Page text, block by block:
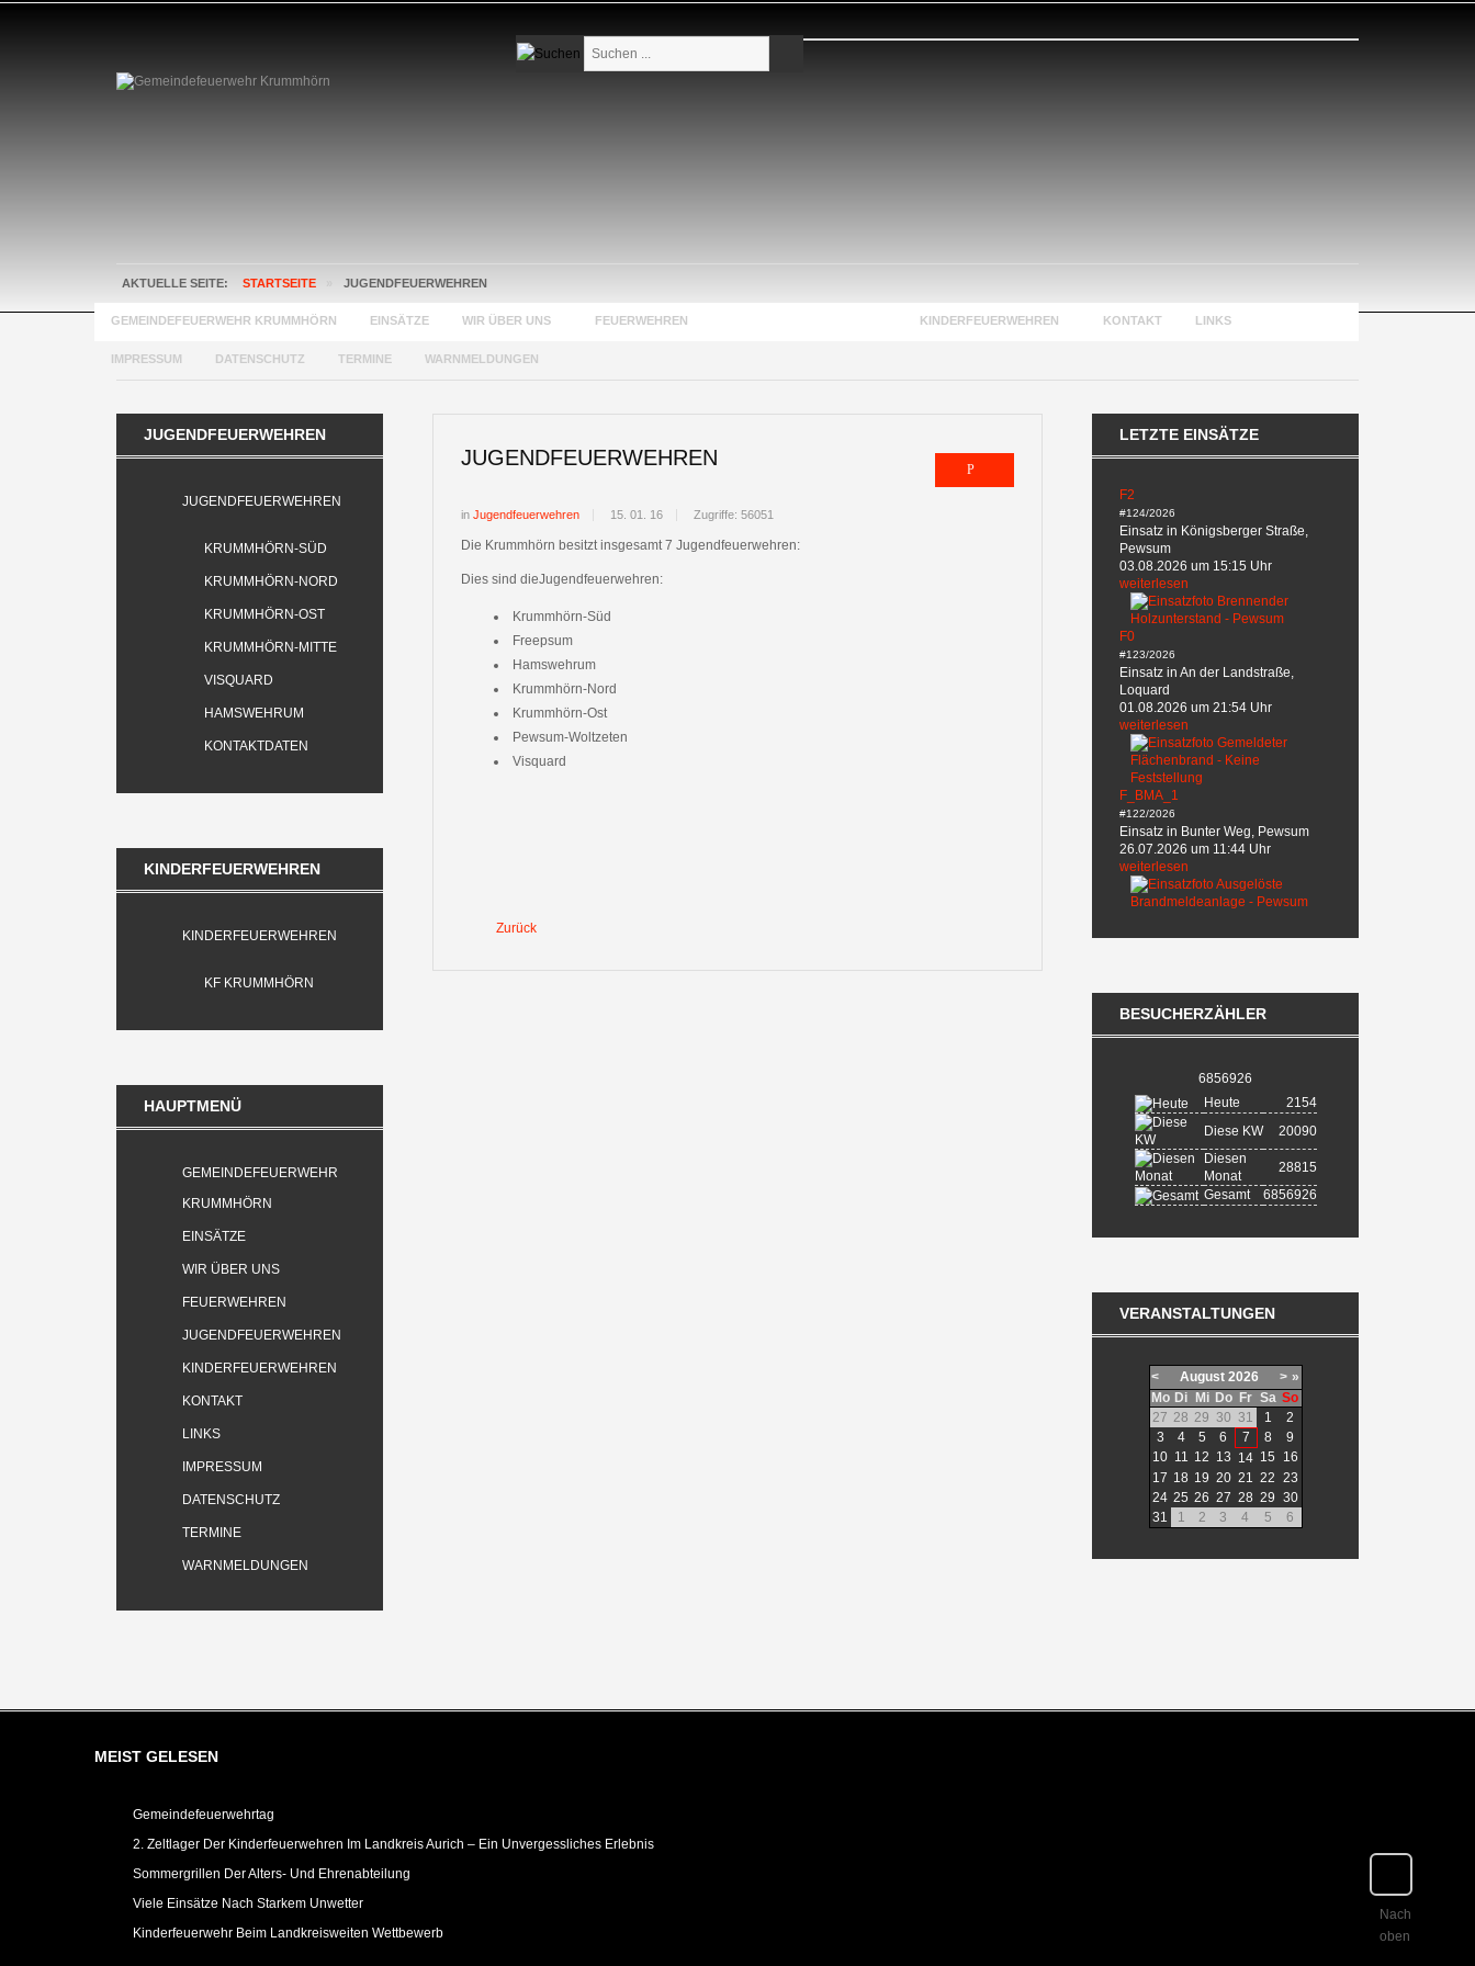
Suchen
...
AKTUELLE SEITE: STARTSEITE JUGENDFEUERWEHREN
GEMEINDEFEUERWEHR KRUMMHÖRN EINSÄTZE WIR ÜBER UNS FEUERWEHREN KINDERFEUERWEHREN KONTAKT LINKS
IMPRESSUM DATENSCHUTZ TERMINE WARNMELDUNGEN
JUGENDFEUERWEHREN
JUGENDFEUERWEHREN
KRUMMHÖRN-SÜD
KRUMMHÖRN-NORD
KRUMMHÖRN-OST
KRUMMHÖRN-MITTE
VISQUARD
HAMSWEHRUM
KONTAKTDATEN
KINDERFEUERWEHREN
KINDERFEUERWEHREN
KF KRUMMHÖRN
HAUPTMENÜ
GEMEINDEFEUERWEHR
KRUMMHÖRN
EINSÄTZE
WIR ÜBER UNS
FEUERWEHREN
JUGENDFEUERWEHREN
KINDERFEUERWEHREN
KONTAKT
LINKS
IMPRESSUM
DATENSCHUTZ
TERMINE
WARNMELDUNGEN
JUGENDFEUERWEHREN
in Jugendfeuerwehren 15. 01. 16 Zugriffe: 56051
Die Krummhörn besitzt insgesamt 7 Jugendfeuerwehren:
Dies sind dieJugendfeuerwehren:
Krummhörn-Süd
Freepsum
Hamswehrum
Krummhörn-Nord
Krummhörn-Ost
Pewsum-Woltzeten
Visquard
Zurück
LETZTE EINSÄTZE
F2
#124/2026
Einsatz in Königsberger Straße,
Pewsum
03.08.2026 um 15:15 Uhr
weiterlesen
F0
#123/2026
Einsatz in An der Landstraße,
Loquard
01.08.2026 um 21:54 Uhr
weiterlesen
F_BMA_1
#122/2026
Einsatz in Bunter Weg, Pewsum
26.07.2026 um 11:44 Uhr
weiterlesen
BESUCHERZÄHLER
6856926
Heute
2154
Diese KW
20090
Diesen
Monat
28815
Gesamt
6856926
VERANSTALTUNGEN
< August 2026 > »
Mo Di Mi Do Fr Sa So
27 28 29 30 31 1
2
3
4 5 6 7 8
9
10 11 12 13 14 15
16
17 18 19 20 21 22 23
24 25 26 27 28 29 30
31
1 2 3 4 5 6
MEIST GELESEN
Gemeindefeuerwehrtag
2. Zeltlager Der Kinderfeuerwehren Im Landkreis Aurich – Ein Unvergessliches Erlebnis
Sommergrillen Der Alters- Und Ehrenabteilung
Viele Einsätze Nach Starkem Unwetter
Kinderfeuerwehr Beim Landkreisweiten Wettbewerb
Nach
oben